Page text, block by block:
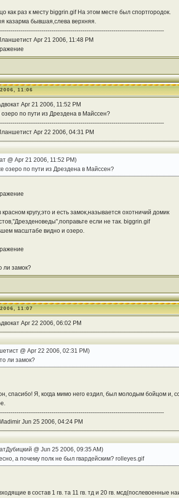
как раз к месту biggrin.gif На этом месте был спортгородок.
казарма бывшая,слева верхняя.
Apr 21 2006, 11:48 PM
11:06
Apr 21 2006, 11:52 PM
озеро по пути из Дрездена в Майссен?
Apr 22 2006, 04:31 PM
@ Apr 21 2006, 11:52 PM)
озеро по пути из Дрездена в Майссен?
красном кругу,это и есть замок,называется охотничий домик
если не так. biggrin.gif
масштабе видно и озеро.
ли замок?
11:07
Apr 22 2006, 06:02 PM
@ Apr 22 2006, 02:31 PM)
ли замок?
спасибо! Я, когда мимо него ездил, был молодым бойцом и,
Jun 25 2006, 04:24 PM
@ Jun 25 2006, 09:35 AM)
а почему полк не был гвардейским? rolleyes.gif
в состав 1 гв. та 11 гв. тд и 20 гв. мсд(послевоенные